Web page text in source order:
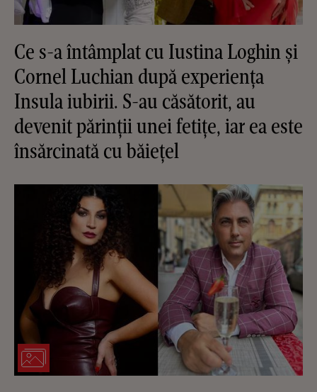
Ce s-a întâmplat cu Iustina Loghin și
Cornel Luchian după experiența
Insula iubirii. S-au căsătorit, au
devenit părinții unei fetițe, iar ea este
însărcinată cu băiețel